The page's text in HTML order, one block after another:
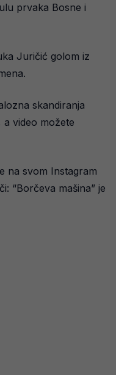
prvaka Bosne i
Juričić golom iz
skandiranja
a video možete
na svom Instagram
“Borčeva mašina” je